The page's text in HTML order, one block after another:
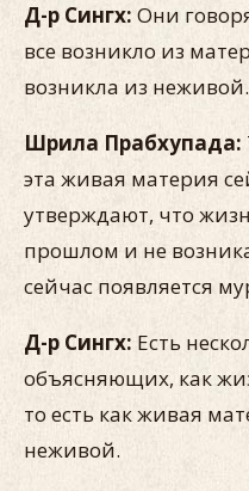
Д-р Сингх: Они
все возникло из
возникла из неживой.
Шрила Прабхупада:
эта живая материя
утверждают, что
прошлом и не
сейчас появляется
Д-р Сингх: Есть
объясняющих, как
то есть как живая
неживой.